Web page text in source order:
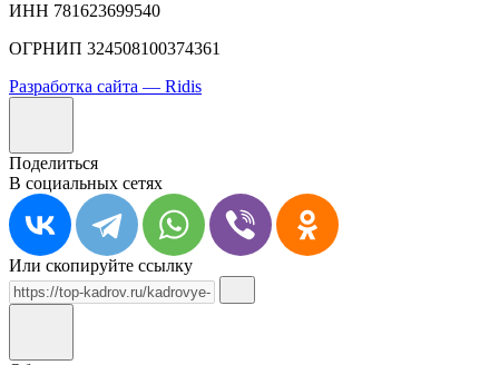
ИНН 781623699540
ОГРНИП 324508100374361
Разработка сайта — Ridis
Поделиться
В социальных сетях
Или скопируйте ссылку